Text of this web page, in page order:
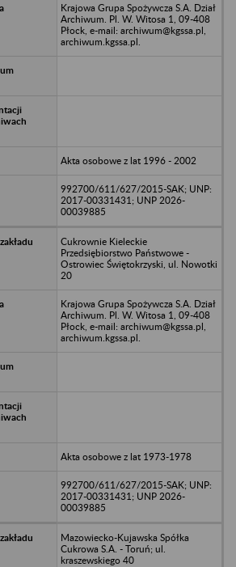
Krajowa Grupa Spożywcza S.A. Dział
Archiwum. Pl. W. Witosa 1, 09-408
Płock, e-mail: archiwum@kgssa.pl,
archiwum.kgssa.pl.
Akta osobowe z lat 1996 - 2002
992700/611/627/2015-SAK; UNP:
2017-00331431; UNP 2026-
00039885
Cukrownie Kieleckie
Przedsiębiorstwo Państwowe -
Ostrowiec Świętokrzyski, ul. Nowotki
20
Krajowa Grupa Spożywcza S.A. Dział
Archiwum. Pl. W. Witosa 1, 09-408
Płock, e-mail: archiwum@kgssa.pl,
archiwum.kgssa.pl.
Akta osobowe z lat 1973-1978
992700/611/627/2015-SAK; UNP:
2017-00331431; UNP 2026-
00039885
Mazowiecko-Kujawska Spółka
Cukrowa S.A. - Toruń; ul.
kraszewskiego 40